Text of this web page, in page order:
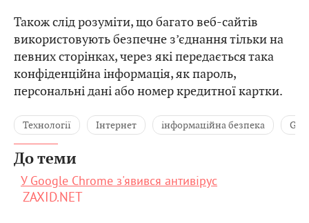
Також слід розуміти, що багато веб-сайтів
використовують безпечне з’єднання тільки на
певних сторінках, через які передається така
конфіденційна інформація, як пароль,
персональні дані або номер кредитної картки.
Технології Інтернет інформаційна безпека
До теми
У Google Chrome з'явився антивірус
ZAXID.NET